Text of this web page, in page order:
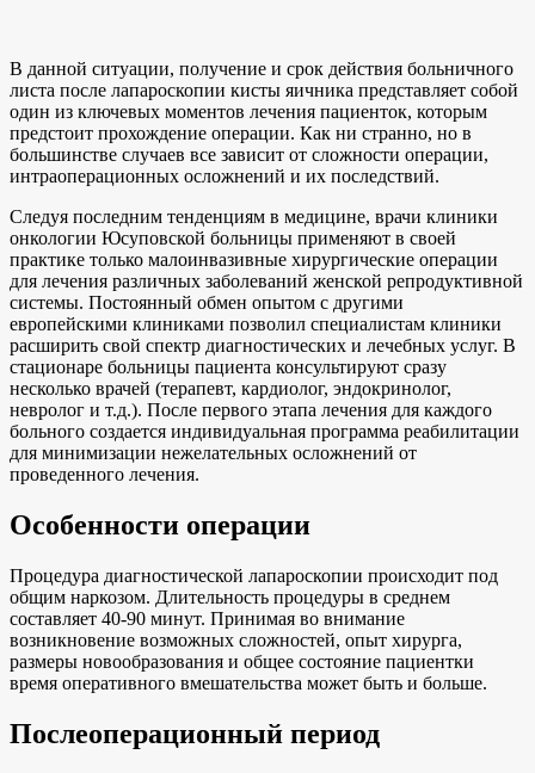
В данной ситуации, получение и срок действия больничного
листа после лапароскопии кисты яичника представляет собой
один из ключевых моментов лечения пациенток, которым
предстоит прохождение операции. Как ни странно, но в
большинстве случаев все зависит от сложности операции,
интраоперационных осложнений и их последствий.
Следуя последним тенденциям в медицине, врачи клиники
онкологии Юсуповской больницы применяют в своей
практике только малоинвазивные хирургические операции
для лечения различных заболеваний женской репродуктивной
системы. Постоянный обмен опытом с другими
европейскими клиниками позволил специалистам клиники
расширить свой спектр диагностических и лечебных услуг. В
стационаре больницы пациента консультируют сразу
несколько врачей (терапевт, кардиолог, эндокринолог,
невролог и т.д.). После первого этапа лечения для каждого
больного создается индивидуальная программа реабилитации
для минимизации нежелательных осложнений от
проведенного лечения.
Особенности операции
Процедура диагностической лапароскопии происходит под
общим наркозом. Длительность процедуры в среднем
составляет 40-90 минут. Принимая во внимание
возникновение возможных сложностей, опыт хирурга,
размеры новообразования и общее состояние пациентки
время оперативного вмешательства может быть и больше.
Послеоперационный период